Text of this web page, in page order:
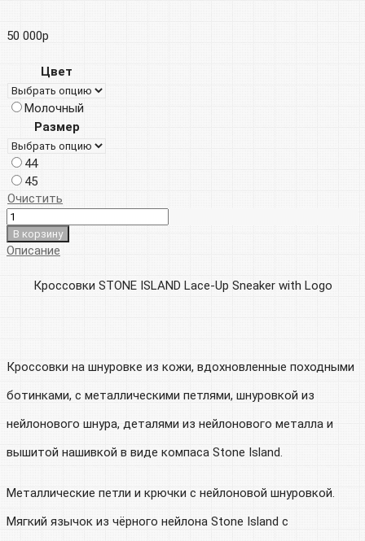
50 000р
Цвет
Молочный
Размер
44
45
Очистить
В корзину
Описание
Кроссовки STONE ISLAND Lace-Up Sneaker with Logo
Кроссовки на шнуровке из кожи, вдохновленные походными
ботинками, с металлическими петлями, шнуровкой из
нейлонового шнура, деталями из нейлонового металла и
вышитой нашивкой в виде компаса Stone Island.
Металлические петли и крючки с нейлоновой шнуровкой.
Мягкий язычок из чёрного нейлона Stone Island с